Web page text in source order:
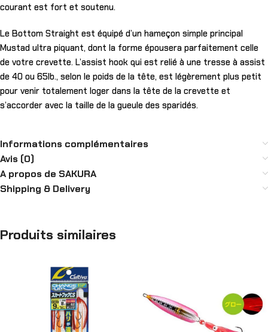
courant est fort et soutenu.
Le Bottom Straight est équipé d’un hameçon simple principal
Mustad ultra piquant, dont la forme épousera parfaitement celle
de votre crevette. L’assist hook qui est relié à une tresse à assist
de 40 ou 65lb., selon le poids de la tête, est légèrement plus petit
pour venir totalement loger dans la tête de la crevette et
s’accorder avec la taille de la gueule des sparidés.
Informations complémentaires
Avis (0)
A propos de SAKURA
Shipping & Delivery
Produits similaires